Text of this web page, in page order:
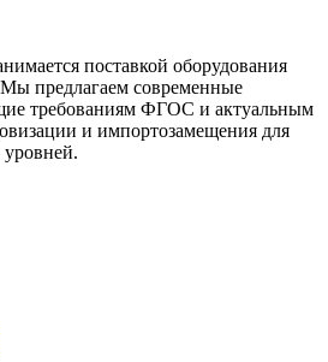
поставкой оборудования
предлагаем современные
требованиям ФГОС и актуальным
и импортозамещения для
уровней.